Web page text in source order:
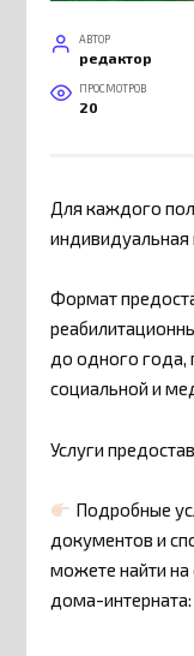
АВТОР
редактор
ПРОСМОТРОВ
20
Для каждого
Формат
до одного года,
социальной и
Услуги
Подробные
документов и
можете найти
дома-